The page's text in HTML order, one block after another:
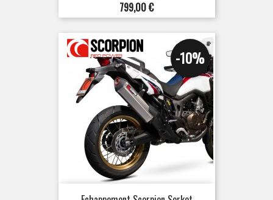
Prix
799,00 €
-10%